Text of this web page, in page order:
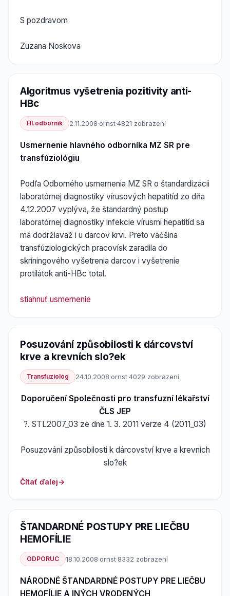
S pozdravom
Zuzana Noskova
Algoritmus vyšetrenia pozitivity anti-
HBc
Hl.odborník 2.11.2008·ornst·4821 zobrazení
Usmernenie hlavného odborníka MZ SR pre
transfúziológiu
Podľa Odborného usmernenia MZ SR o štandardizácii
laboratórnej diagnostiky vírusových hepatitíd zo dňa
4.12.2007 vyplýva, že štandardný postup
laboratórnej diagnostiky infekcie vírusmi hepatitíd sa
má dodržiavaž i u darcov krvi. Preto väčšina
transfúziologických pracovísk zaradila do
skríningového vyšetrenia darcov i vyšetrenie
protilátok anti-HBc total.
stiahnuť usmernenie
Posuzování způsobilosti k dárcovství
krve a krevních slo?ek
Transfuziológ 24.10.2008·ornst·4029 zobrazení
Doporučení Společnosti pro transfuzní lékařství
ČLS JEP
?. STL2007_03 ze dne 1. 3. 2011 verze 4 (2011_03)
Posuzování způsobilosti k dárcovství krve a krevních
slo?ek
Čítať ďalej
ŠTANDARDNÉ POSTUPY PRE LIEČBU
HEMOFÍLIE
ODPORUC 18.10.2008·ornst·8332 zobrazení
NÁRODNÉ ŠTANDARDNÉ POSTUPY PRE LIEČBU
HEMOFÍLIE A INÝCH VRODENÝCH